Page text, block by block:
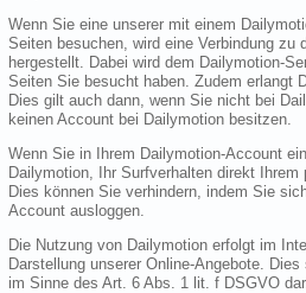
Wenn Sie eine unserer mit einem
Seiten besuchen, wird eine Verbindung zu
hergestellt. Dabei wird dem Dailymotion-
Seiten Sie besucht haben. Zudem erlangt
Dies gilt auch dann, wenn Sie nicht bei
keinen Account bei Dailymotion besitzen.
Wenn Sie in Ihrem Dailymotion-Account
Dailymotion, Ihr Surfverhalten direkt Ihrem
Dies können Sie verhindern, indem Sie
Account ausloggen.
Die Nutzung von Dailymotion erfolgt im
Darstellung unserer Online-Angebote.
im Sinne des Art. 6 Abs. 1 lit. f DSGVO dar.